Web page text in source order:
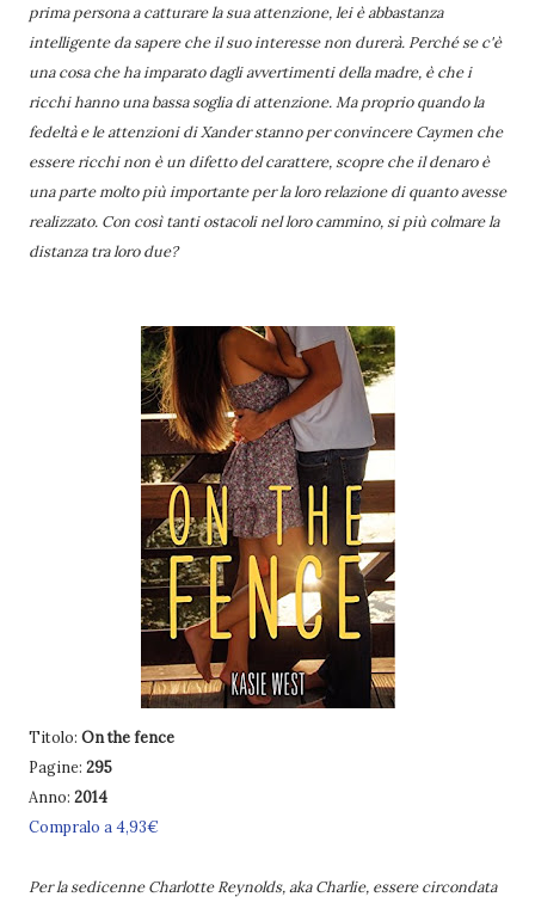
prima persona a catturare la sua attenzione, lei è abbastanza
intelligente da sapere che il suo interesse non durerà. Perché se c'è
una cosa che ha imparato dagli avvertimenti della madre, è che i
ricchi hanno una bassa soglia di attenzione. Ma proprio quando la
fedeltà e le attenzioni di Xander stanno per convincere Caymen che
essere ricchi non è un difetto del carattere, scopre che il denaro è
una parte molto più importante per la loro relazione di quanto avesse
realizzato. Con così tanti ostacoli nel loro cammino, si più colmare la
distanza tra loro due?
Titolo: On the fence
Pagine: 295
Anno: 2014
Compralo a 4,93€
Per la sedicenne Charlotte Reynolds, aka Charlie, essere circondata